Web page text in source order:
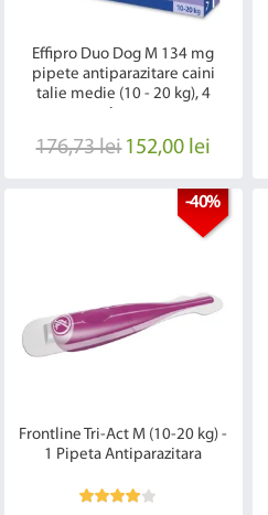
Effipro Duo Dog M 134 mg
pipete antiparazitare caini
talie medie (10 - 20 kg), 4
176,73 lei 152,00 lei
-40%
Frontline Tri-Act M (10-20 kg) -
1 Pipeta Antiparazitara